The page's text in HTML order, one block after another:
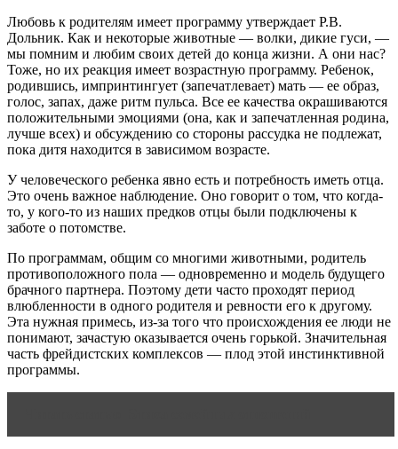
Любовь к родителям имеет программу утверждает Р.В.
Дольник. Как и некоторые животные — волки, дикие гуси, —
мы помним и любим своих детей до конца жизни. А они нас?
Тоже, но их реакция имеет возрастную программу. Ребенок,
родившись, импринтингует (запечатлевает) мать — ее образ,
голос, запах, даже ритм пульса. Все ее качества окрашиваются
положительными эмоциями (она, как и запечатленная родина,
лучше всех) и обсуждению со стороны рассудка не подлежат,
пока дитя находится в зависимом возрасте.
У человеческого ребенка явно есть и потребность иметь отца.
Это очень важное наблюдение. Оно говорит о том, что когда-
то, у кого-то из наших предков отцы были подключены к
заботе о потомстве.
По программам, общим со многими животными, родитель
противоположного пола — одновременно и модель будущего
брачного партнера. Поэтому дети часто проходят период
влюбленности в одного родителя и ревности его к другому.
Эта нужная примесь, из-за того что происхождения ее люди не
понимают, зачастую оказывается очень горькой. Значительная
часть фрейдистских комплексов — плод этой инстинктивной
программы.